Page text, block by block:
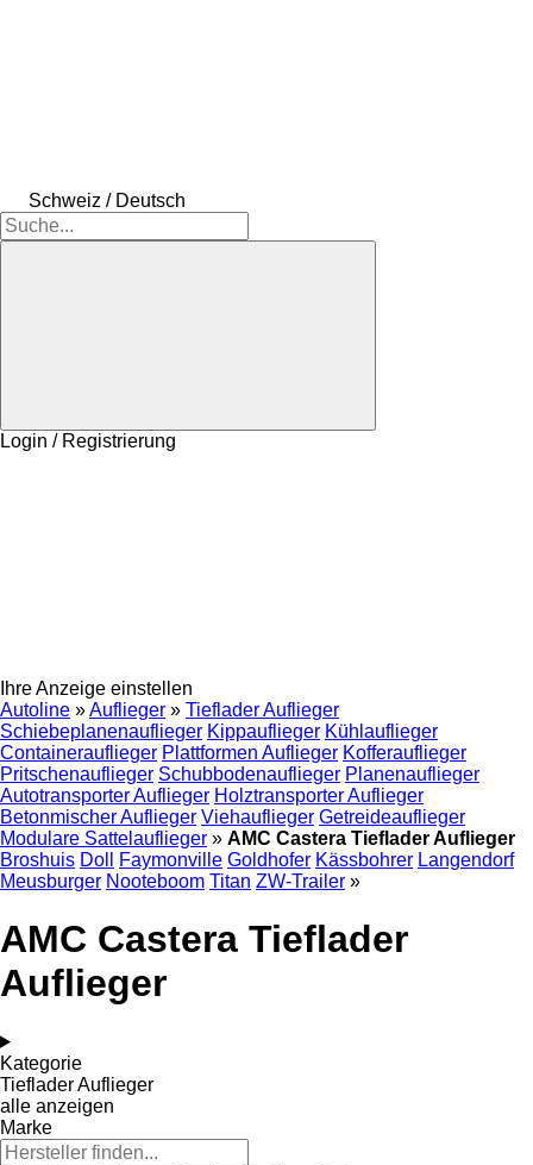
Schweiz / Deutsch
Login / Registrierung
Ihre Anzeige einstellen
Autoline »Auflieger » Tieflader Auflieger
Schiebeplanenauflieger Kippauflieger Kühlauflieger
Containerauflieger Plattformen Auflieger Kofferauflieger
Pritschenauflieger Schubbodenauflieger Planenauflieger
Autotransporter Auflieger Holztransporter Auflieger
Betonmischer Auflieger Viehauflieger Getreideauflieger
Modulare Sattelauflieger » AMC Castera Tieflader Auflieger
Broshuis Doll Faymonville Goldhofer Kässbohrer Langendorf
Meusburger Nooteboom Titan ZW-Trailer »
AMC Castera Tieflader
Auflieger
Kategorie
Tieflader Auflieger
alle anzeigen
Marke